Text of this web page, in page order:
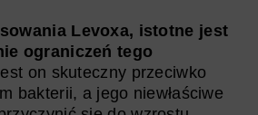
Levoxa, istotne jest
ograniczeń tego
on skuteczny przeciwko
bakterii, a jego niewłaściwe